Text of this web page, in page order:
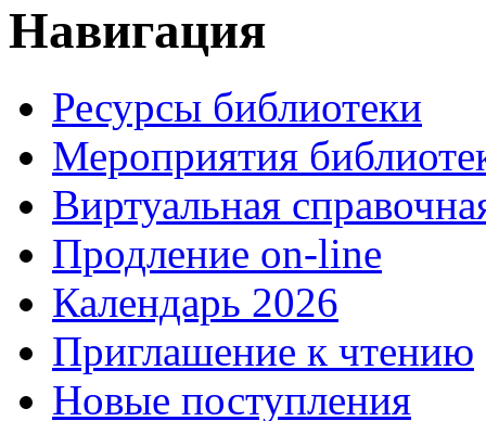
Навигация
Ресурсы библиотеки
Мероприятия
Виртуальная
Продление on-line
Календарь 2026
Приглашение к чтению
Новые поступления